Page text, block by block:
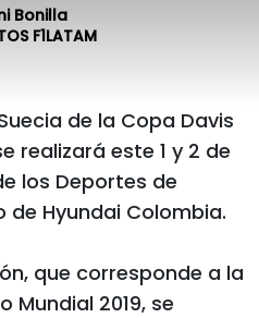
Bonilla
F1LATAM
de la Copa Davis
realizará este 1 y 2 de
los Deportes de
Hyundai Colombia.
que corresponde a la
Mundial 2019, se